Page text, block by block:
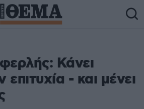
Κάνει
επιτυχία - και μένει